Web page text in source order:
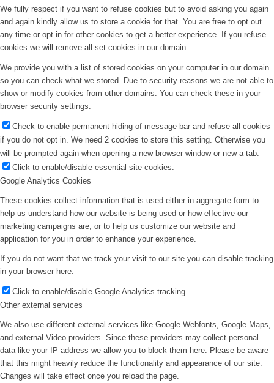
We fully respect if you want to refuse cookies but to avoid asking you again
and again kindly allow us to store a cookie for that. You are free to opt out
any time or opt in for other cookies to get a better experience. If you refuse
cookies we will remove all set cookies in our domain.
We provide you with a list of stored cookies on your computer in our domain
so you can check what we stored. Due to security reasons we are not able to
show or modify cookies from other domains. You can check these in your
browser security settings.
Check to enable permanent hiding of message bar and refuse all cookies
if you do not opt in. We need 2 cookies to store this setting. Otherwise you
will be prompted again when opening a new browser window or new a tab.
Click to enable/disable essential site cookies.
Google Analytics Cookies
These cookies collect information that is used either in aggregate form to
help us understand how our website is being used or how effective our
marketing campaigns are, or to help us customize our website and
application for you in order to enhance your experience.
If you do not want that we track your visit to our site you can disable tracking
in your browser here:
Click to enable/disable Google Analytics tracking.
Other external services
We also use different external services like Google Webfonts, Google Maps,
and external Video providers. Since these providers may collect personal
data like your IP address we allow you to block them here. Please be aware
that this might heavily reduce the functionality and appearance of our site.
Changes will take effect once you reload the page.